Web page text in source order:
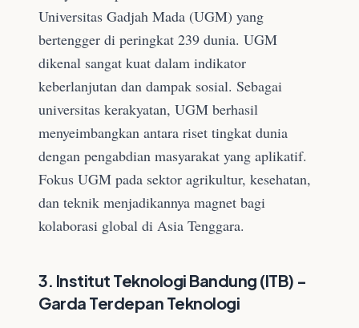
Universitas Gadjah Mada (UGM) yang
bertengger di peringkat 239 dunia. UGM
dikenal sangat kuat dalam indikator
keberlanjutan dan dampak sosial. Sebagai
universitas kerakyatan, UGM berhasil
menyeimbangkan antara riset tingkat dunia
dengan pengabdian masyarakat yang aplikatif.
Fokus UGM pada sektor agrikultur, kesehatan,
dan teknik menjadikannya magnet bagi
kolaborasi global di Asia Tenggara.
3. Institut Teknologi Bandung (ITB) -
Garda Terdepan Teknologi